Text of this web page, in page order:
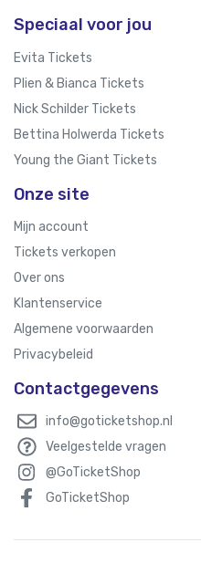
Speciaal voor jou
Evita Tickets
Plien & Bianca Tickets
Nick Schilder Tickets
Bettina Holwerda Tickets
Young the Giant Tickets
Onze site
Mijn account
Tickets verkopen
Over ons
Klantenservice
Algemene voorwaarden
Privacybeleid
Contactgegevens
info@goticketshop.nl
Veelgestelde vragen
@GoTicketShop
GoTicketShop